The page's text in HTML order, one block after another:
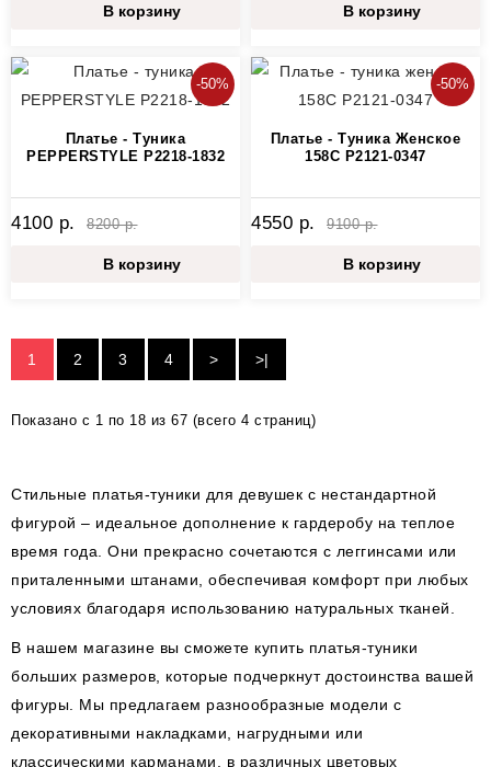
В корзину В корзину
-50%
Платье - Туника
PEPPERSTYLE P2218-1832
4100 р. 8200 р.
В корзину
-50%
Платье - Туника Женское
158C P2121-0347
4550 р. 9100 р.
В корзину
1 2 3 4 > >|
Показано с 1 по 18 из 67 (всего 4 страниц)
Стильные платья-туники для девушек с нестандартной
фигурой – идеальное дополнение к гардеробу на теплое
время года. Они прекрасно сочетаются с леггинсами или
приталенными штанами, обеспечивая комфорт при любых
условиях благодаря использованию натуральных тканей.
В нашем магазине вы сможете купить платья-туники
больших размеров, которые подчеркнут достоинства вашей
фигуры. Мы предлагаем разнообразные модели с
декоративными накладками, нагрудными или
классическими карманами, в различных цветовых